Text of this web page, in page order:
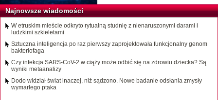
Najnowsze wiadomości
W etruskim mieście odkryto rytualną studnię z nienaruszonymi darami i
ludzkimi szkieletami
Sztuczna inteligencja po raz pierwszy zaprojektowała funkcjonalny genom
bakteriofaga
Czy infekcja SARS-CoV-2 w ciąży może odbić się na zdrowiu dziecka? Są
wyniki metaanalizy
Dodo widział świat inaczej, niż sądzono. Nowe badanie odsłania zmysły
wymarłego ptaka